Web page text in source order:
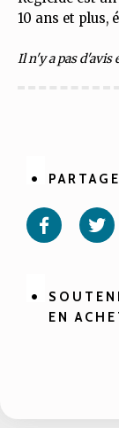
10 ans et plus,
Il n'y a pas d'avis
Partager
sur
EN